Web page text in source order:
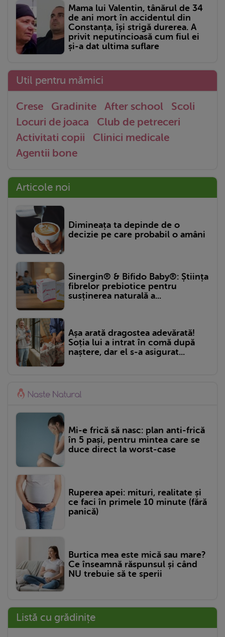
Mama lui Valentin, tânărul de 34
de ani mort în accidentul din
Constanța, își strigă durerea. A
privit neputincioasă cum fiul ei
și-a dat ultima suflare
Util pentru mămici
Crese Gradinite After school
Scoli
Locuri de joaca
Club de petreceri
Activitati copii
Clinici medicale
Agentii bone
Articole noi
Dimineața ta depinde de o
decizie pe care probabil o amâni
Sinergin® & Bifido Baby®: Știința
fibrelor prebiotice pentru
susținerea naturală a...
Așa arată dragostea adevărată!
Soția lui a intrat în comă după
naștere, dar el s-a asigurat...
Mi-e frică să nasc: plan anti-frică
în 5 pași, pentru mintea care se
duce direct la worst-case
Ruperea apei: mituri, realitate și
ce faci în primele 10 minute (fără
panică)
Burtica mea este mică sau mare?
Ce înseamnă răspunsul și când
NU trebuie să te sperii
Listă cu grădinițe